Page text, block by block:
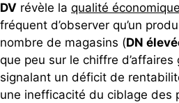
DV révèle la qualité
fréquent d’observer qu’un
nombre de magasins (DN
que peu sur le chiffre d’affaires
signalant un déficit de
une inefficacité du ciblage des